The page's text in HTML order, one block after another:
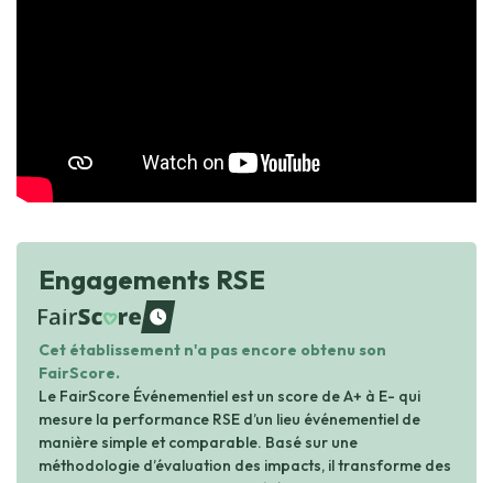
Engagements RSE
waiting
Cet établissement n'a pas encore obtenu son
FairScore.
Le FairScore Événementiel est un score de A+ à E- qui
mesure la performance RSE d’un lieu événementiel de
manière simple et comparable. Basé sur une
méthodologie d’évaluation des impacts, il transforme des